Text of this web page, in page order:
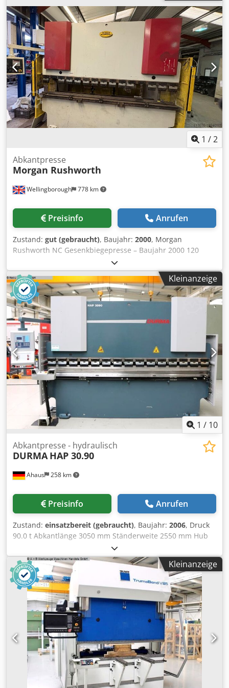
Hydraulische Gesenkbiegepresse KAPAZITÄT: 80 Tonnen
STEUERUNG: OP 2000 ACHSENZAHL: Sieben BIEGELÄNGE:
2500 mm LICHTE HÖHE: 620 mm HUB: 350 mm
AUSLADUNG: 420 mm MOTORLEISTUNG: 15 kW
FRONTSCHUTZ: Maschinenmontiert, Erwin Sick
SEITENSCHUTZ: Verriegelt RÜCKWANDSCHUTZ: Verriegelt
SERIENNUMMER: V011137 MAX.
ANNÄHERUNGSGESCHWINDIGKEIT: 200 mm/s MAX.
BIEGEGESCHWINDIGKEIT: 20 mm/s MAX.
RÜCKLAUFGESCHWINDIGKEIT: 200 mm/s
1 /2
Wellingborough 778 km
Abkantpresse
Morgan Rushworth
Preisinfo Anrufen
Zustand: gut (gebraucht), Baujahr: 2000, Morgan
Rushworth NC Gesenkbiegepresse – Baujahr 2000 120
Tonnen x 4000 mm. NC Hinteranschlag.
Sicherheitsvorrichtungen. Ober- und Unterwerkzeuge
sowie Werkzeughalter. Chjdpfjxau Elex Aiksa Kleinanzeige
1 / 10
Ahaus 258 km
Abkantpresse - hydraulisch
DURMA HAP 30.90
Preisinfo Anrufen
Zustand: einsatzbereit (gebraucht), Baujahr: 2006, Druck
90.0 t Abkantlänge 3050 mm Ständerweite 2550 mm Hub
der Oberwange 135 mm Einbauhöhe 180 mm Ausladung
350 mm Arbeitsgeschwindigkeit 8.0 mm/sec
Rückzugsgeschwindigkeit 68.0 mm/sec Arbeitshöhe 805
mm Hinteranschlag - verstellbar max. 620 mm Steuerung
ENC 310 Ölinhalt 100 l Gesamtleistungsbedarf 7.5 kW
Gewicht 5840 kg Abmessung L-B-H 4000 x 2040 x 2450 mm
aus einer Instandhaltungswerkstatt sehr guter Zustand (!!)
- im überprüften Zustand - Maschinenvideo - ?
v=PIiHc2e7h28 Ausstattung: - NC elektro-hydraulische
Gesenkbiegepressen - mit DURMA NC Steuerung "ENC
310" * LCD Anzeige, beleuchtet * Ansteuerung &
Werteanzeige der X Achse * Ansteuerung & Werteanzeige
der Y Achse - schwenkbare Bedienung, vorne links - NC
Kleinanzeige